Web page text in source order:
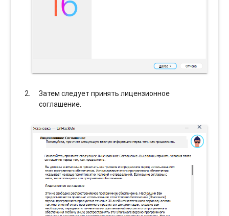
Затем следует принять лицензионное
соглашение.